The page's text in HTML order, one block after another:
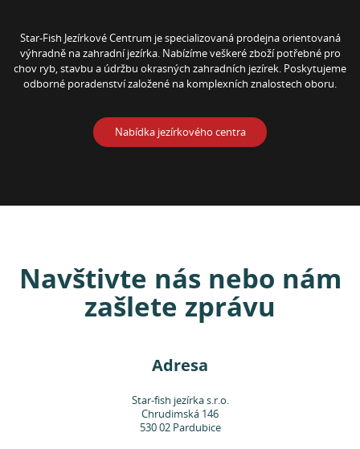
Star-Fish Jezírkové Centrum je specializovaná prodejna orientovaná
výhradně na zahradní jezírka. Nabízíme veškeré zboží potřebné pro
chov ryb, stavbu a údržbu okrasných zahradních jezírek. Poskytujeme
odborné poradenství založené na komplexních znalostech oboru.
Nabídka jezírkového centra
Navštivte nás nebo nám
zašlete zprávu
Adresa
Star-fish jezírka s.r.o.
Chrudimská 146
530 02 Pardubice